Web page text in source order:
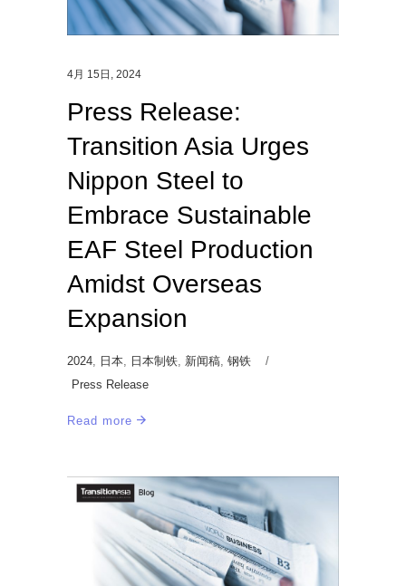
4月 15日, 2024
Press Release:
Transition Asia Urges
Nippon Steel to
Embrace Sustainable
EAF Steel Production
Amidst Overseas
Expansion
2024, 日本, 日本制铁, 新闻稿, 钢铁
Press Release
Read more